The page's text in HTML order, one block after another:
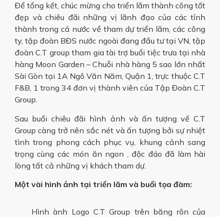
Để tổng kết, chúc mừng cho triển lãm thành công tốt
đẹp và chiêu đãi những vị lãnh đạo của các tỉnh
thành trong cả nước về tham dự triển lãm, các công
ty, tập đoàn BĐS nước ngoài đang đầu tư tại VN, tập
đoàn C.T group tham gia tài trợ buổi tiệc trưa tại nhà
hàng Moon Garden – Chuỗi nhà hàng 5 sao lớn nhất
Sài Gòn tại 1A Ngô Văn Năm, Quận 1, trực thuộc C.T
F&B, 1 trong 34 đơn vị thành viên của Tập Đoàn C.T
Group.
Sau buổi chiêu đãi hình ảnh và ấn tượng về C.T
Group càng trở nên sắc nét và ấn tượng bởi sự nhiệt
tình trong phong cách phục vụ, khung cảnh sang
trọng cùng các món ăn ngon , độc đáo đã làm hài
lòng tất cả những vị khách tham dự.
Một vài hình ảnh tại triển lãm và buổi tọa đàm:
Hình ành Logo C.T Group trên băng rôn của